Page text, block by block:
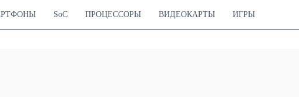
SoC ПРОЦЕССОРЫ ВИДЕОКАРТЫ ИГРЫ